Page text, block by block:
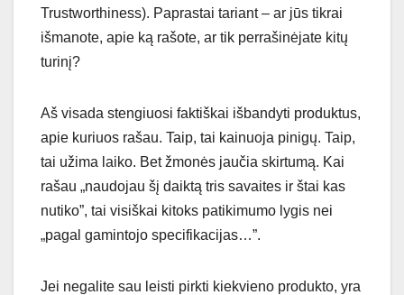
Trustworthiness). Paprastai tariant – ar jūs tikrai
išmanote, apie ką rašote, ar tik perrašinėjate kitų
turinį?
Aš visada stengiuosi faktiškai išbandyti produktus,
apie kuriuos rašau. Taip, tai kainuoja pinigų. Taip,
tai užima laiko. Bet žmonės jaučia skirtumą. Kai
rašau „naudojau šį daiktą tris savaites ir štai kas
nutiko”, tai visiškai kitoks patikimumo lygis nei
„pagal gamintojo specifikacijas…”.
Jei negalite sau leisti pirkti kiekvieno produkto, yra